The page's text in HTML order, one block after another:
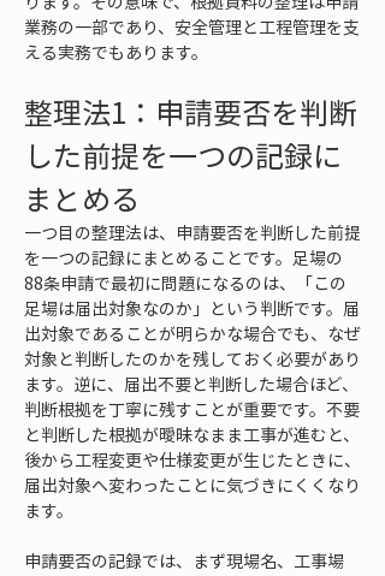
業務の一部であり、安全管理と工程管理を支
える実務でもあります。
整理法1：申請要否を判断
した前提を一つの記録に
まとめる
一つ目の整理法は、申請要否を判断した前提
を一つの記録にまとめることです。足場の
88条申請で最初に問題になるのは、「この
足場は届出対象なのか」という判断です。届
出対象であることが明らかな場合でも、なぜ
対象と判断したのかを残しておく必要があり
ます。逆に、届出不要と判断した場合ほど、
判断根拠を丁寧に残すことが重要です。不要
と判断した根拠が曖昧なまま工事が進むと、
後から工程変更や仕様変更が生じたときに、
届出対象へ変わったことに気づきにくくなり
ます。
申請要否の記録では、まず現場名、工事場